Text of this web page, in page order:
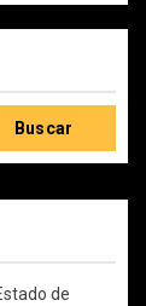
Buscar
de